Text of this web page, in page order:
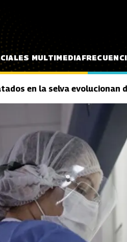
MULTIMEDIA
en la selva evolucionan